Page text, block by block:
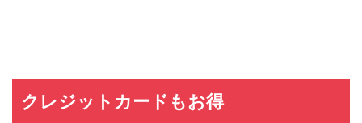
クレジットカードもお得